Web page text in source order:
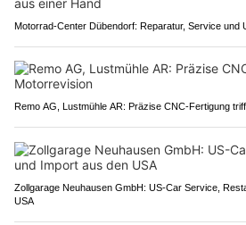
Motorrad-Center Dübendorf: Reparatur, Service und
Remo AG, Lustmühle AR: Präzise CNC-Fertigung
Zollgarage Neuhausen GmbH: US-Car Service,
USA